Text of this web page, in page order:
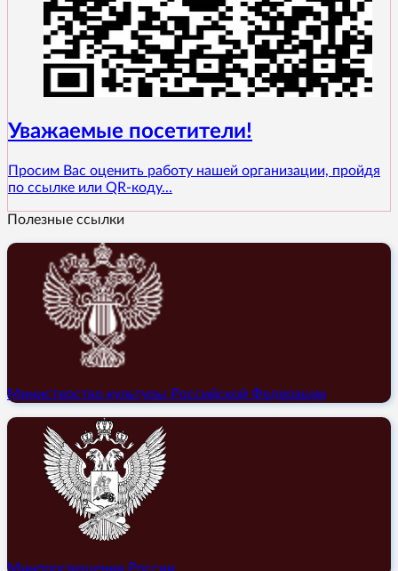
Уважаемые посетители!
Просим Вас оценить работу нашей организации, пройдя
по ссылке или QR-коду...
Полезные ссылки
Министерство культуры Российской Федерации
Минпросвещения России